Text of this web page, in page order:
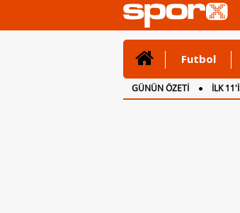
Futbol
GÜNÜN ÖZETİ İLK
CANLI ANLATIM